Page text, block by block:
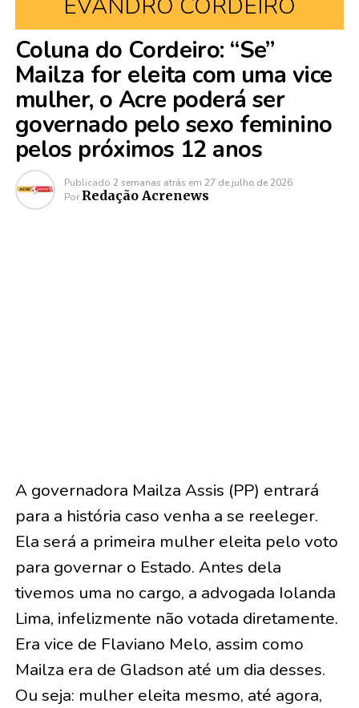
EVANDRO CORDEIRO
Coluna do Cordeiro: “Se”
Mailza for eleita com uma vice
mulher, o Acre poderá ser
governado pelo sexo feminino
pelos próximos 12 anos
Publicado 2 semanas atrás em 27 de julho de 2026
Por Redação Acrenews
A governadora Mailza Assis (PP) entrará
para a história caso venha a se reeleger.
Ela será a primeira mulher eleita pelo voto
para governar o Estado. Antes dela
tivemos uma no cargo, a advogada Iolanda
Lima, infelizmente não votada diretamente.
Era vice de Flaviano Melo, assim como
Mailza era de Gladson até um dia desses.
Ou seja: mulher eleita mesmo, até agora,